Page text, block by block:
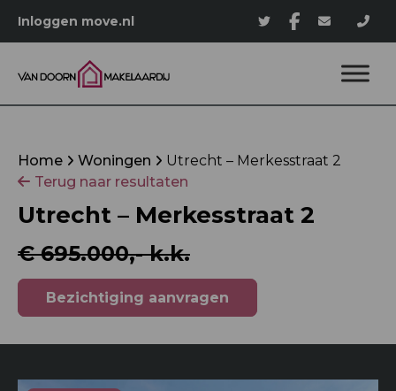
Inloggen move.nl
Home Woningen
Utrecht – Merkesstraat 2
Terug naar resultaten
Utrecht – Merkesstraat 2
€ 695.000,- k.k.
Bezichtiging aanvragen